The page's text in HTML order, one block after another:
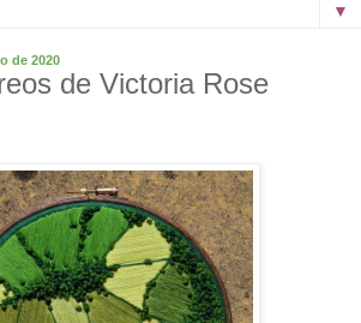
▼
de 2020
de Victoria Rose